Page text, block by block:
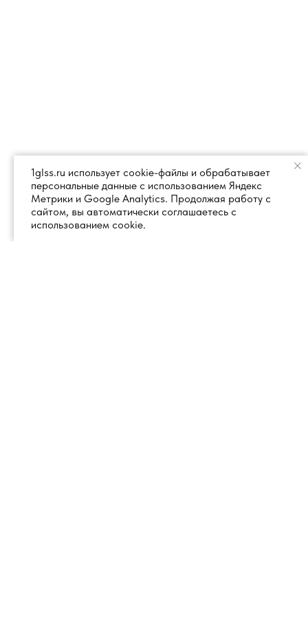
1glss.ru использует cookie-файлы и обрабатывает
персональные данные с использованием Яндекс
Метрики и Google Analytics. Продолжая работу с
сайтом, вы автоматически соглашаетесь с
использованием cookie.